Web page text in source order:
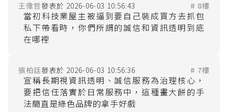
王偉哲 2026-06-03 10:56:43 # 8樓
當初科技業屋主被逼到要自己裝成買方去抓包
私下帶看時，你們所謂的誠信和資訊透明到底
張柏廷 2026-06-03 10:56:36 # 7樓
宣稱長期視資訊透明、誠信服務為治理核心，
要把信任落實於日常服務中，這種畫大餅的手